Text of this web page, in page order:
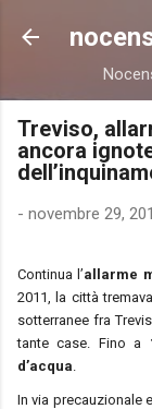
Treviso,
ancora
- novembre 29,
Continua l’allarme
2011, la città
sotterranee fra
tante case. Fino a
d’acqua
In via precauzionale